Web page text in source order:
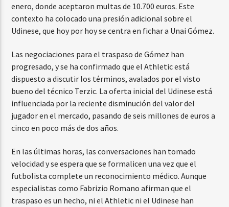
enero, donde aceptaron multas de 10.700 euros. Este
contexto ha colocado una presión adicional sobre el
Udinese, que hoy por hoy se centra en fichar a Unai Gómez.
Las negociaciones para el traspaso de Gómez han
progresado, y se ha confirmado que el Athletic está
dispuesto a discutir los términos, avalados por el visto
bueno del técnico Terzic. La oferta inicial del Udinese está
influenciada por la reciente disminución del valor del
jugador en el mercado, pasando de seis millones de euros a
cinco en poco más de dos años.
En las últimas horas, las conversaciones han tomado
velocidad y se espera que se formalicen una vez que el
futbolista complete un reconocimiento médico. Aunque
especialistas como Fabrizio Romano afirman que el
traspaso es un hecho, ni el Athletic ni el Udinese han